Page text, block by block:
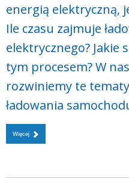
energią elektryczną,
Ile czasu zajmuje
elektrycznego? Jakie
tym procesem? W
rozwiniemy te
ładowania
Więcej